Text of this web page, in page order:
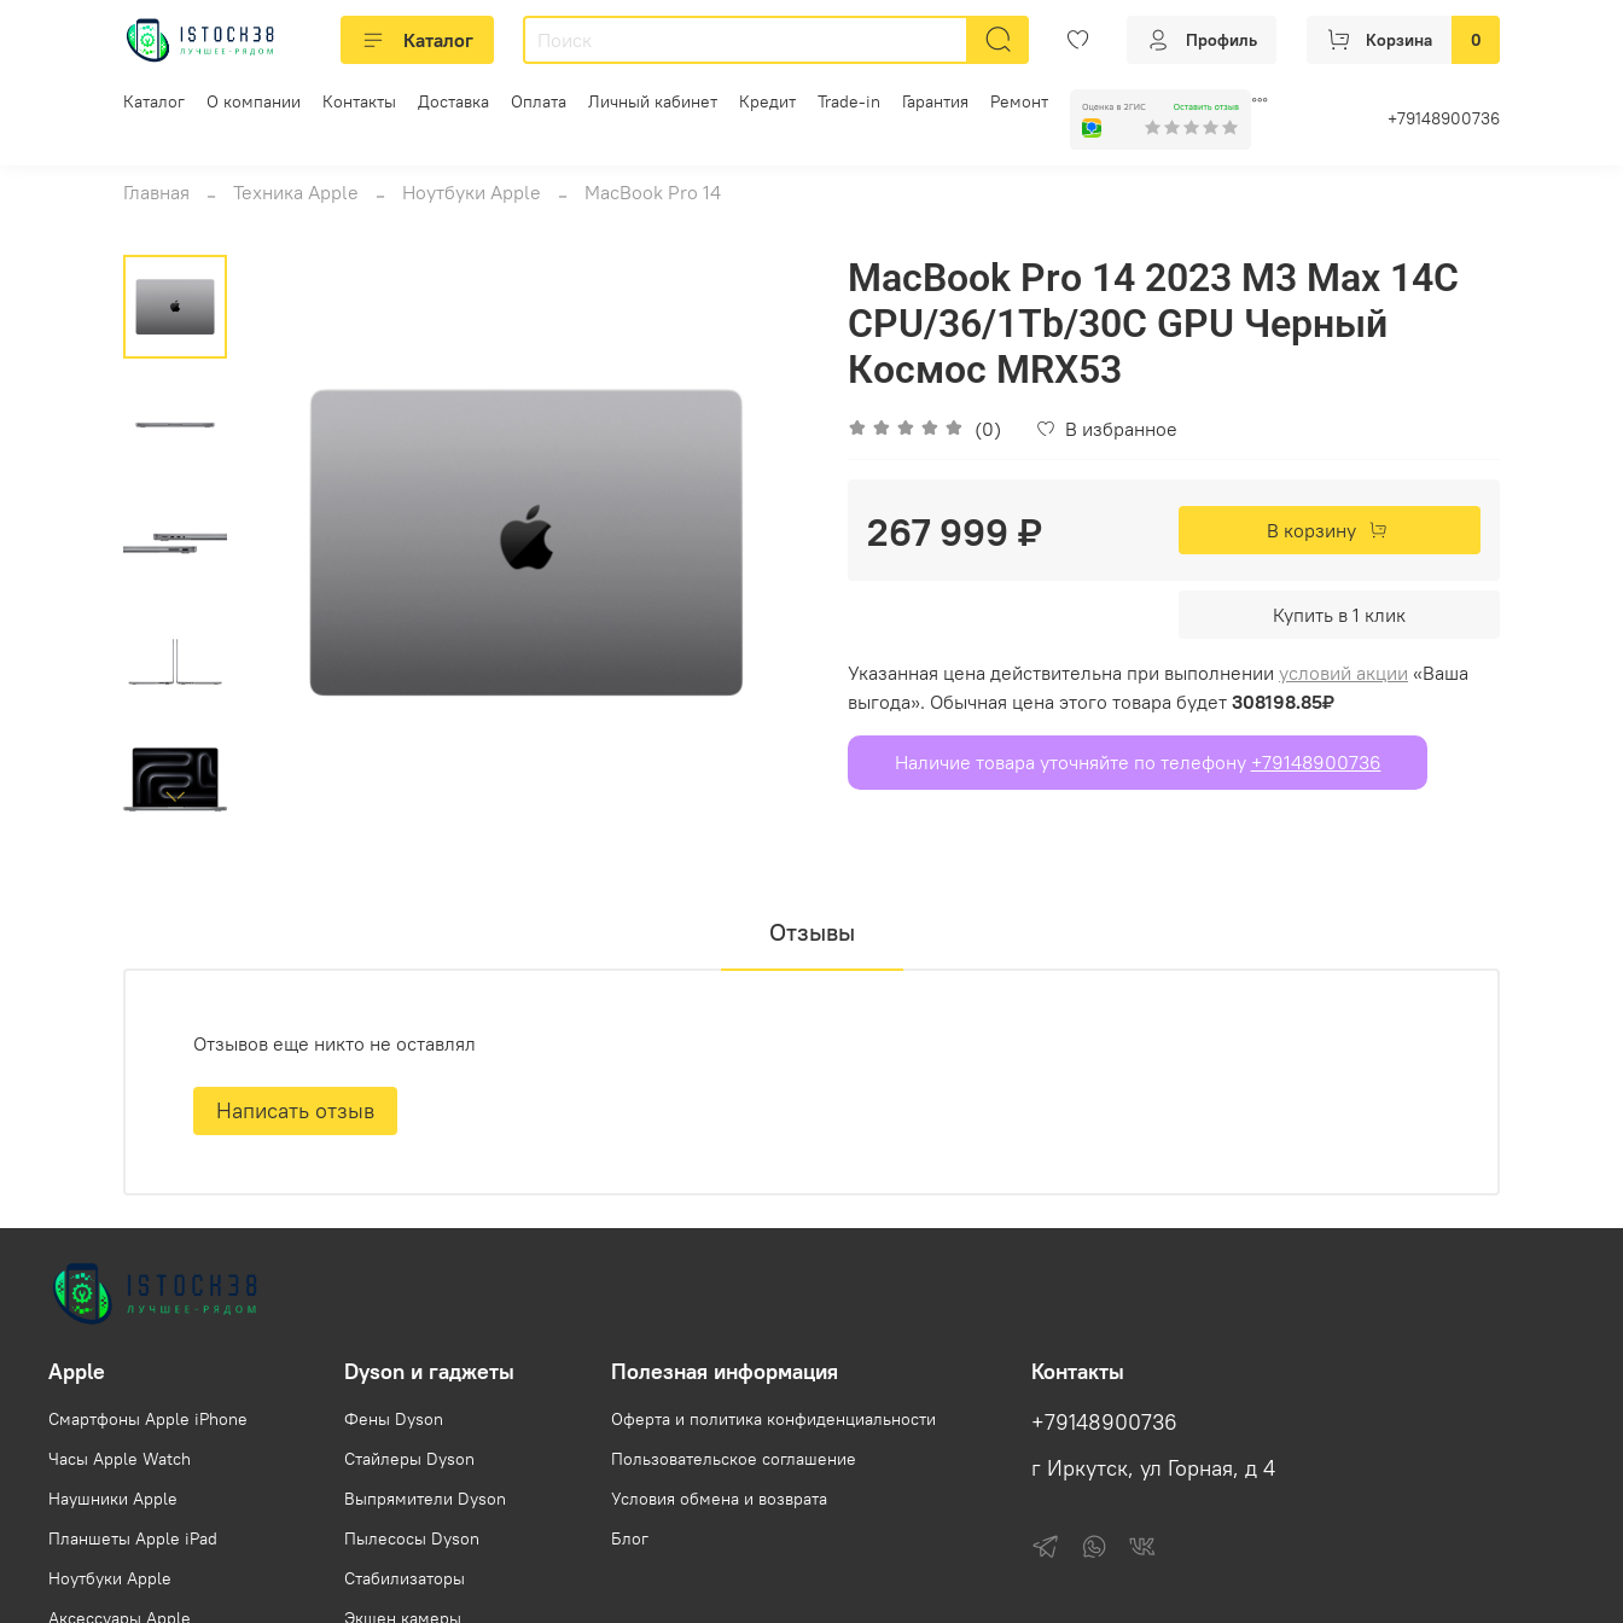
Каталог Профиль Корзина 0
Каталог О компании Контакты Доставка Оплата Личный кабинет Кредит Trade-in Гарантия
Ремонт
+79148900736
Главная Техника Apple Ноутбуки Apple MacBook Pro 14
MacBook Pro 14 2023 M3 Max 14C
CPU/36/1Tb/30C GPU Черный
Космос MRX53
(0) В избранное
267 999 ₽ В корзину
Купить в 1 клик
Указанная цена действительна при выполнении условий акции «Ваша
выгода». Обычная цена этого товара будет 308198.85₽
Наличие товара уточняйте по телефону +79148900736
Отзывы
Отзывов еще никто не оставлял
Написать отзыв
Apple
Смартфоны Apple iPhone
Часы Apple Watch
Наушники Apple
Планшеты Apple iPad
Ноутбуки Apple
Аксессуары Apple
Dyson и гаджеты
Фены Dyson
Стайлеры Dyson
Выпрямители Dyson
Пылесосы Dyson
Стабилизаторы
Экшен камеры
Полезная информация
Оферта и политика конфиденциальности
Пользовательское соглашение
Условия обмена и возврата
Блог
Контакты
+79148900736
г Иркутск, ул Горная, д 4